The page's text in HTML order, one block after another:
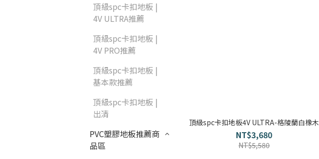
頂級spc卡扣地板 |
4V ULTRA推薦
頂級spc卡扣地板 |
4V PRO推薦
頂級spc卡扣地板 |
基本款推薦
頂級spc卡扣地板 |
出清
PVC塑膠地板推薦商
品區
頂級spc卡扣地板4V ULTRA-格陵蘭白橡木
NT$3,680
NT$5,580